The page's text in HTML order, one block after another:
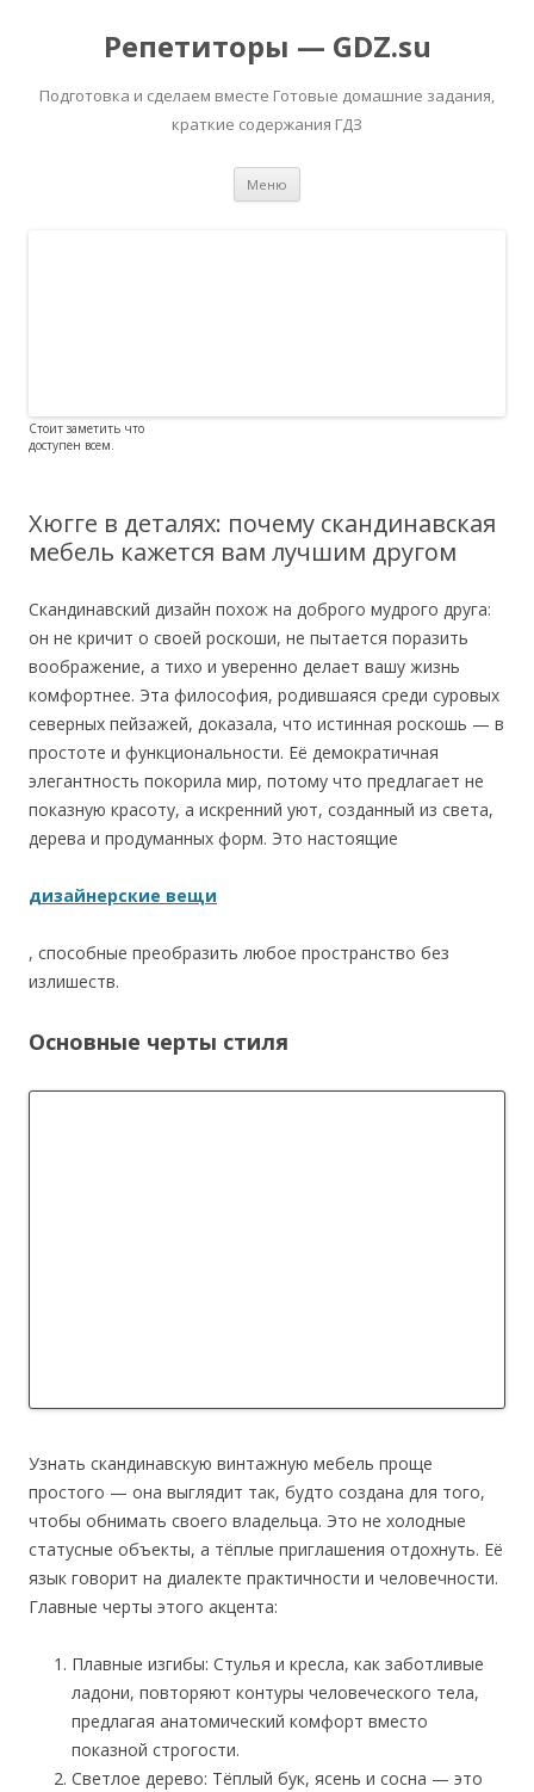
Репетиторы — GDZ.su
Подготовка и сделаем вместе Готовые домашние задания,
краткие содержания ГДЗ
Меню
Стоит заметить что
доступен всем.
Хюгге в деталях: почему скандинавская
мебель кажется вам лучшим другом
Скандинавский дизайн похож на доброго мудрого друга:
он не кричит о своей роскоши, не пытается поразить
воображение, а тихо и уверенно делает вашу жизнь
комфортнее. Эта философия, родившаяся среди суровых
северных пейзажей, доказала, что истинная роскошь — в
простоте и функциональности. Её демократичная
элегантность покорила мир, потому что предлагает не
показную красоту, а искренний уют, созданный из света,
дерева и продуманных форм. Это настоящие
дизайнерские вещи
, способные преобразить любое пространство без
излишеств.
Основные черты стиля
Узнать скандинавскую винтажную мебель проще
простого — она выглядит так, будто создана для того,
чтобы обнимать своего владельца. Это не холодные
статусные объекты, а тёплые приглашения отдохнуть. Её
язык говорит на диалекте практичности и человечности.
Главные черты этого акцента:
Плавные изгибы: Стулья и кресла, как заботливые
ладони, повторяют контуры человеческого тела,
предлагая анатомический комфорт вместо
показной строгости.
Светлое дерево: Тёплый бук, ясень и сосна — это